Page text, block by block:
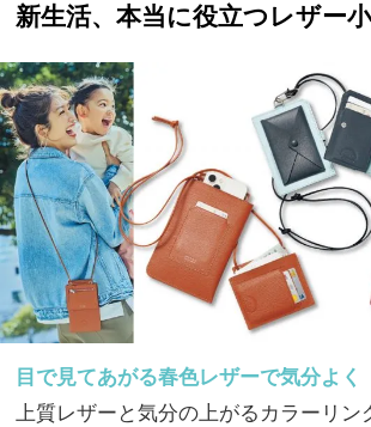
新生活、本当に役立つレザー
目で見てあがる春色レザーで気分よく
上質レザーと気分の上がるカラーリン